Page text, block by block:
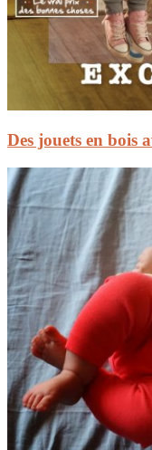
Des jouets en bois